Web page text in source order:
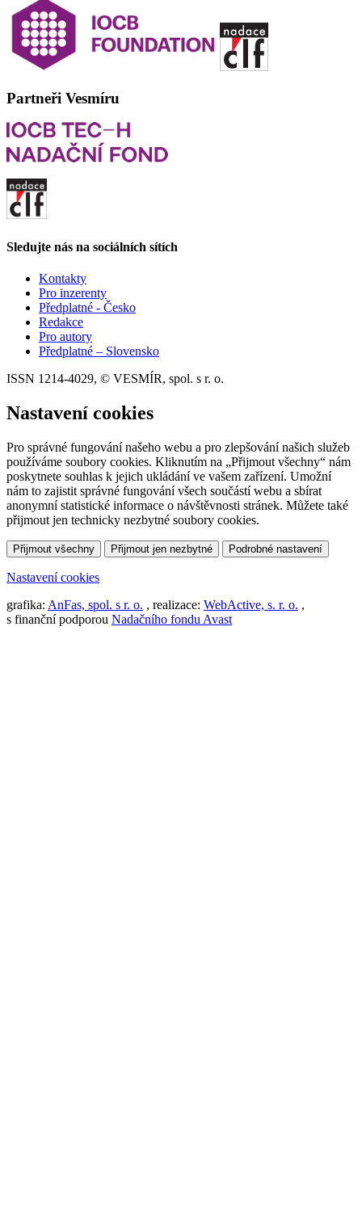
Partneři Vesmíru
Sledujte nás na sociálních sítích
Kontakty
Pro inzerenty
Předplatné - Česko
Redakce
Pro autory
Předplatné – Slovensko
ISSN 1214-4029, © VESMÍR, spol. s r. o.
Nastavení cookies
Pro správné fungování našeho webu a pro zlepšování našich služeb
používáme soubory cookies. Kliknutím na „Přijmout všechny“ nám
poskytnete souhlas k jejich ukládání ve vašem zařízení. Umožní
nám to zajistit správné fungování všech součástí webu a sbírat
anonymní statistické informace o návštěvnosti stránek. Můžete také
přijmout jen technicky nezbytné soubory cookies.
Přijmout všechny Přijmout jen nezbytné Podrobné nastavení
Nastavení cookies
grafika: AnFas, spol. s r. o. , realizace: WebActive, s. r. o. ,
s finanční podporou Nadačního fondu Avast